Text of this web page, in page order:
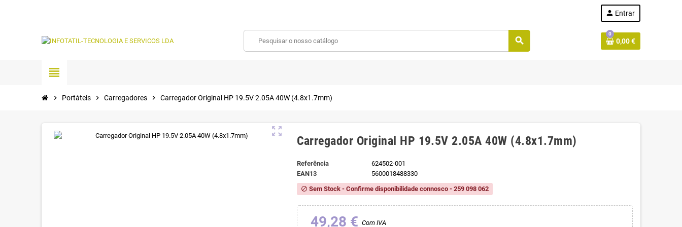
person Entrar
search
0
0,00 €
view_headline
chevron_right Portáteis chevron_right Carregadores chevron_right Carregador Original HP 19.5V 2.05A 40W (4.8x1.7mm)
zoom_out_map
Carregador Original HP 19.5V 2.05A 40W (4.8x1.7mm)
Referência
624502-001
EAN13
5600018488330
block Sem Stock - Confirme disponibilidade connosco - 259 098 062
49,28 € Com IVA